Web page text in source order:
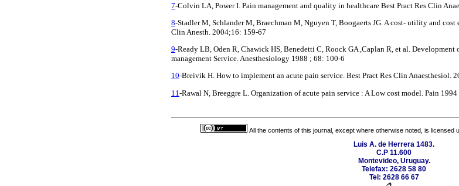
7-Colvin LA, Power I. Pain management and quality in healthcare Best Pract Res Clin
8-Stadler M, Schlander M, Braechman M, Nguyen T, Boogaerts JG. A cost- utility and cost
Clin Anesth. 2004;16: 159-67
9-Ready LB, Oden R, Chawick HS, Benedetti C, Roock GA ,Caplan R, et al.
management Service. Anesthesiology 1988 ; 68: 100-6
10-Breivik H. How to implement an acute pain service. Best Pract Res Clin Anaesthesiol.
11 -Rawal N, Breeggre L. Organization of acute pain service : A Low cost model. Pain
All the contents of this journal, except where otherwise noted, is licensed
Luis A. de Herrera 1483.
C.P 11.600
Montevideo, Uruguay.
Telefax: 2628 58 80
Tel: 2628 66 67